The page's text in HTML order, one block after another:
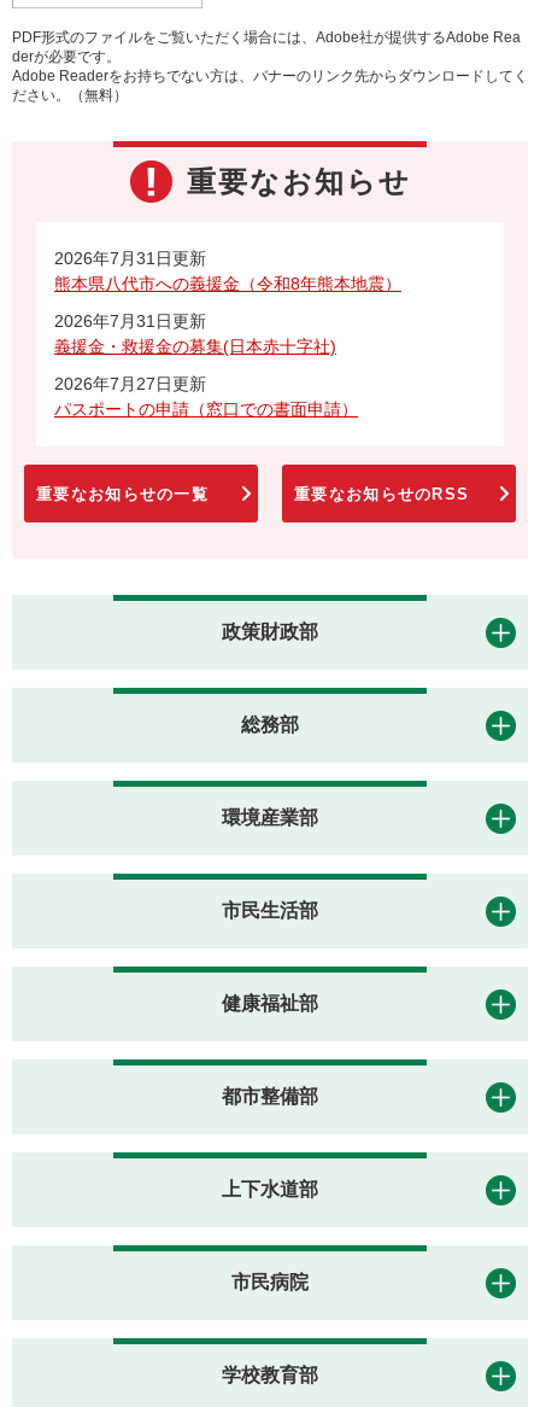
PDF形式のファイルをご覧いただく場合には、Adobe社が提供するAdobe Rea
derが必要です。
Adobe Readerをお持ちでない方は、バナーのリンク先からダウンロードしてく
ださい。（無料）
重要なお知らせ
2026年7月31日更新
熊本県八代市への義援金（令和8年熊本地震）
2026年7月31日更新
義援金・救援金の募集(日本赤十字社)
2026年7月27日更新
パスポートの申請（窓口での書面申請）
重要なお知らせの一覧 重要なお知らせのRSS
政策財政部
総務部
環境産業部
市民生活部
健康福祉部
都市整備部
上下水道部
市民病院
学校教育部